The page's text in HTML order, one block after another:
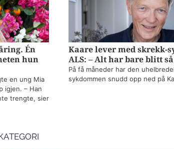
Én
hun
en ung Mia
igjen. – Han
trengte, sier
Kaare lever med skrekk-
ALS: – Alt har bare blitt
På få måneder har den
sykdommen snudd opp ned på